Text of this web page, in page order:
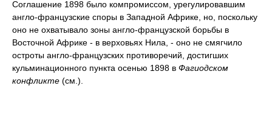
Соглашение 1898 было компромиссом, урегулировавшим
англо-французские споры в Западной Африке, но, поскольку
оно не охватывало зоны англо-французской борьбы в
Восточной Африке - в верховьях Нила, - оно не смягчило
остроты англо-французских противоречий, достигших
кульминационного пункта осенью 1898 в Фагиодском
конфликте (см.).